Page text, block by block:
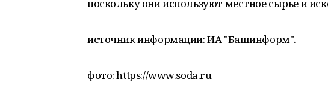
поскольку они используют местное сырье и
источник информации: ИА "Башинформ".
фото: https://www.soda.ru